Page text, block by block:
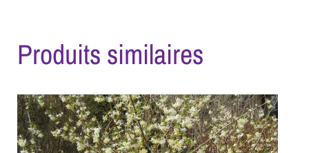
Produits similaires